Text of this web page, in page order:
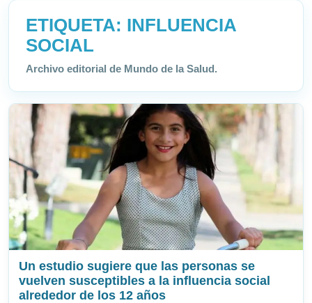
ETIQUETA: INFLUENCIA
SOCIAL
Archivo editorial de Mundo de la Salud.
Un estudio sugiere que las personas se
vuelven susceptibles a la influencia social
alrededor de los 12 años